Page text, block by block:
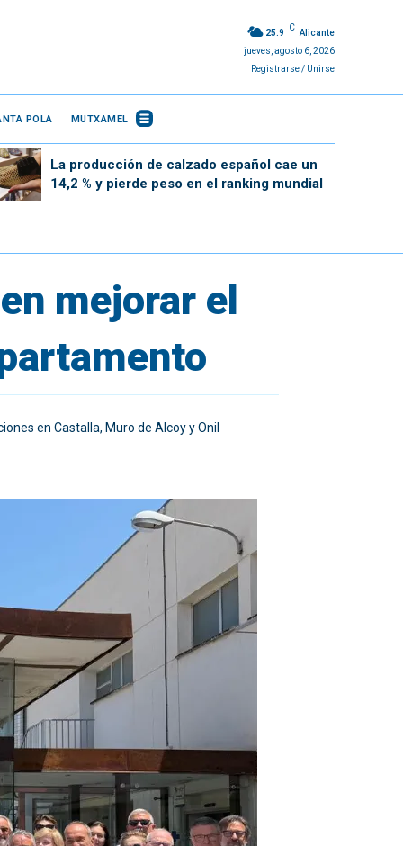
25.9
C
Alicante
jueves, agosto 6, 2026
Registrarse / Unirse
POLA MUTXAMEL
La producción de calzado español cae un
14,2 % y pierde peso en el ranking mundial
mejorar el
en Castalla, Muro de Alcoy y Onil